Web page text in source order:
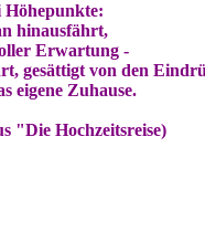
Höhepunkte:
hinausfährt,
Erwartung -
gesättigt von den
eigene Zuhause.
"Die Hochzeitsreise)